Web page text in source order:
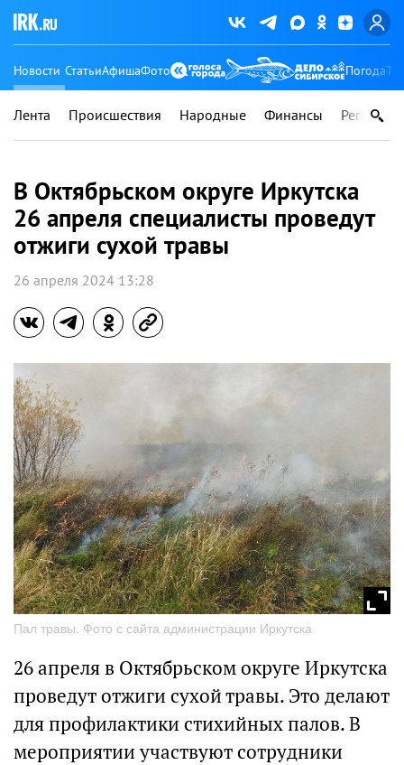
Новости СтатьиАфишаФото Погода
Лента Происшествия Народные Финансы Регионы
В Октябрьском округе Иркутска
26 апреля специалисты проведут
отжиги сухой травы
26 апреля 2024 13:28
Пал травы. Фото с сайта администрации Иркутска
26 апреля в Октябрьском округе Иркутска
проведут отжиги сухой травы. Это делают
для профилактики стихийных палов. В
мероприятии участвуют сотрудники